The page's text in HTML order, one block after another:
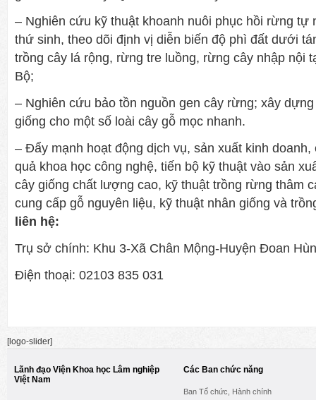
– Nghiên cứu kỹ thuật khoanh nuôi phục hồi rừng tự
thứ sinh, theo dõi định vị diễn biến độ phì đất dưới
trồng cây lá rộng, rừng tre luồng, rừng cây nhập nội
Bộ;
– Nghiên cứu bảo tồn nguồn gen cây rừng; xây
giống cho một số loài cây gỗ mọc nhanh.
– Đẩy mạnh hoạt động dịch vụ, sản xuất kinh doanh,
quả khoa học công nghệ, tiến bộ kỹ thuật vào sản
cây giống chất lượng cao, kỹ thuật trồng rừng thâm
cung cấp gỗ nguyên liệu, kỹ thuật nhân giống và
liên hệ:
Trụ sở chính: Khu 3-Xã Chân Mộng-Huyện Đoan
Điện thoại: 02103 835 031
[logo-slider]
Lãnh đạo Viện Khoa học Lâm nghiệp
Việt Nam
Các Ban chức năng
Ban Tổ chức, Hành chính